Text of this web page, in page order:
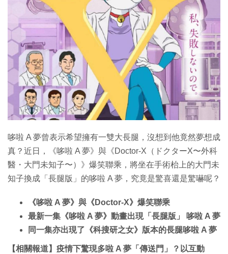
哆啦 A 夢曾表示希望擁有一雙大長腿，沒想到他竟然夢想成
真？近日，《哆啦 A 夢》與《Doctor-X（ドクターX〜外科
醫・大門未知子〜）》爆笑聯乘，將坐在手術枱上的大門未
知子換成「長腿版」的哆啦 A 夢，究竟是驚喜還是驚嚇呢？
《哆啦 A 夢》與《Doctor-X》爆笑聯乘
最新一集《哆啦 A 夢》動畫出現「長腿版」 哆啦 A 夢
同一集亦出現了《科搜研之女》版本的長腿哆啦 A 夢
【相關報道】疫情下驚現多啦 A 夢「傳送門」？以互動